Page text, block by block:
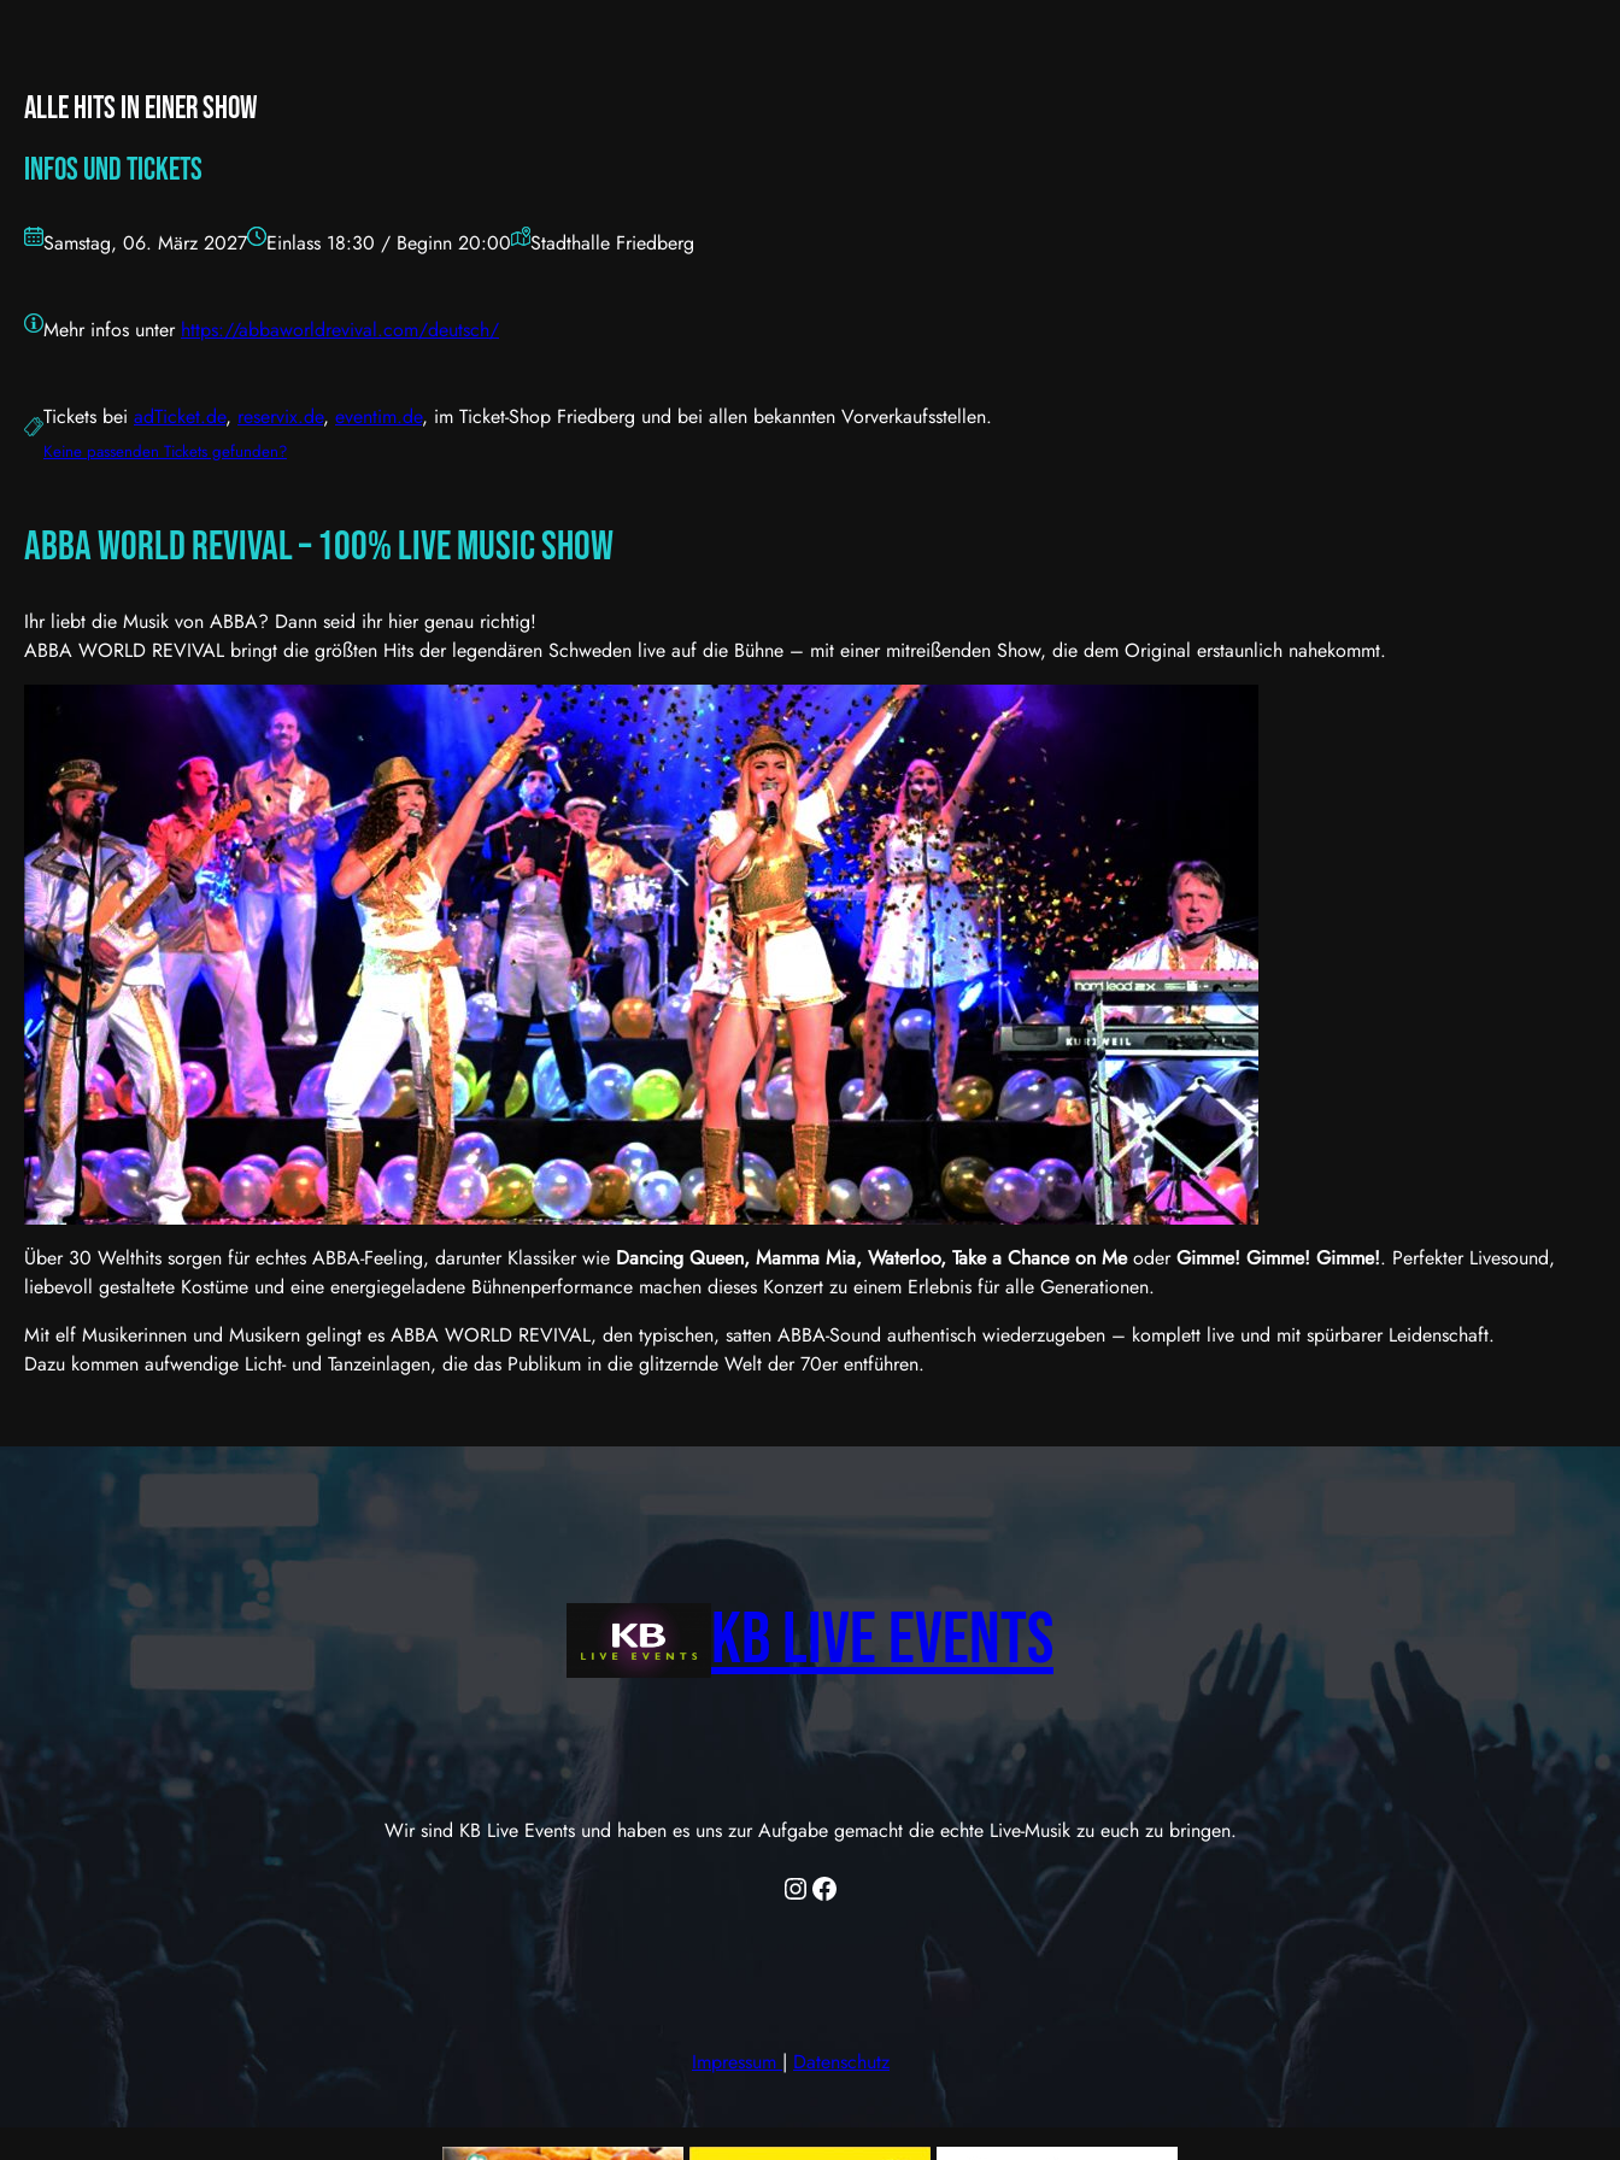
Alle Hits in einer Show
Infos und Tickets
Samstag, 06. März 2027 Einlass 18:30 / Beginn 20:00 Stadthalle Friedberg
Mehr infos unter https://abbaworldrevival.com/deutsch/
Tickets bei adTicket.de, reservix.de, eventim.de, im Ticket-Shop Friedberg und bei allen bekannten Vorverkaufsstellen.
Keine passenden Tickets gefunden?
ABBA WORLD REVIVAL – 100% Live music show
Ihr liebt die Musik von ABBA? Dann seid ihr hier genau richtig!
ABBA WORLD REVIVAL bringt die größten Hits der legendären Schweden live auf die Bühne – mit einer mitreißenden Show, die dem Original erstaunlich nahekommt.
Über 30 Welthits sorgen für echtes ABBA-Feeling, darunter Klassiker wie Dancing Queen, Mamma Mia, Waterloo, Take a Chance on MeoderGimme! Gimme! Gimme!. Perfekter Livesound,
liebevoll gestaltete Kostüme und eine energiegeladene Bühnenperformance machen dieses Konzert zu einem Erlebnis für alle Generationen.
Mit elf Musikerinnen und Musikern gelingt es ABBA WORLD REVIVAL, den typischen, satten ABBA-Sound authentisch wiederzugeben – komplett live und mit spürbarer Leidenschaft.
Dazu kommen aufwendige Licht- und Tanzeinlagen, die das Publikum in die glitzernde Welt der 70er entführen.
KB Live Events
Wir sind KB Live Events und haben es uns zur Aufgabe gemacht die echte Live-Musik zu euch zu bringen.
Instagram
Facebook
Impressum | Datenschutz